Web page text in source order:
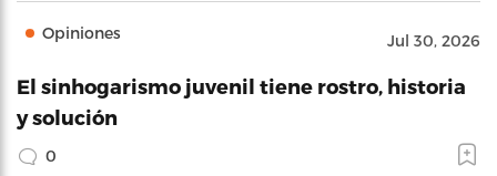
Opiniones Jul 30, 2026
El sinhogarismo juvenil tiene rostro, historia
y solución
0